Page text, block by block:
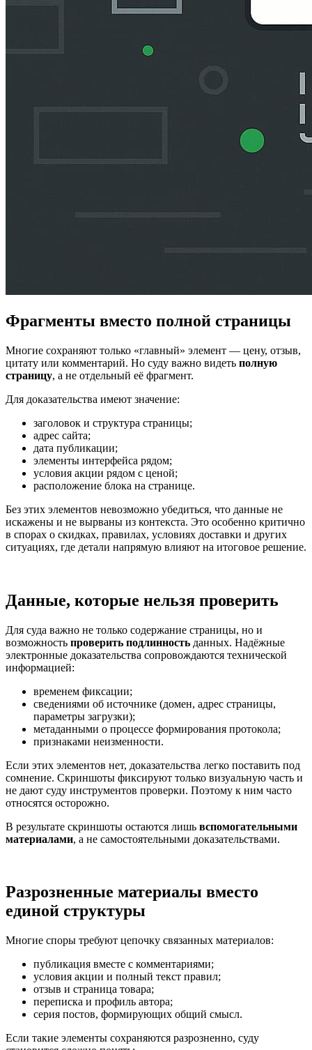
Фрагменты вместо полной страницы
Многие сохраняют только «главный» элемент — цену, отзыв,
цитату или комментарий. Но суду важно видеть полную
страницу, а не отдельный её фрагмент.
Для доказательства имеют значение:
заголовок и структура страницы;
адрес сайта;
дата публикации;
элементы интерфейса рядом;
условия акции рядом с ценой;
расположение блока на странице.
Без этих элементов невозможно убедиться, что данные не
искажены и не вырваны из контекста. Это особенно критично
в спорах о скидках, правилах, условиях доставки и других
ситуациях, где детали напрямую влияют на итоговое решение.
Данные, которые нельзя проверить
Для суда важно не только содержание страницы, но и
возможность проверить подлинность данных. Надёжные
электронные доказательства сопровождаются технической
информацией:
временем фиксации;
сведениями об источнике (домен, адрес страницы,
параметры загрузки);
метаданными о процессе формирования протокола;
признаками неизменности.
Если этих элементов нет, доказательства легко поставить под
сомнение. Скриншоты фиксируют только визуальную часть и
не дают суду инструментов проверки. Поэтому к ним часто
относятся осторожно.
В результате скриншоты остаются лишь вспомогательными
материалами, а не самостоятельными доказательствами.
Разрозненные материалы вместо
единой структуры
Многие споры требуют цепочку связанных материалов:
публикация вместе с комментариями;
условия акции и полный текст правил;
отзыв и страница товара;
переписка и профиль автора;
серия постов, формирующих общий смысл.
Если такие элементы сохраняются разрозненно, суду